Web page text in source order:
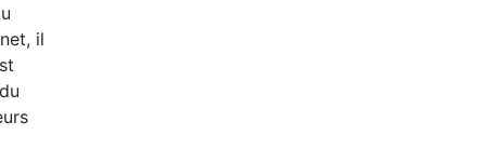
il